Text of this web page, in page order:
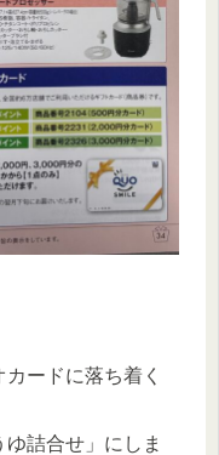
ードに落ち着く
詰合せ」にしま